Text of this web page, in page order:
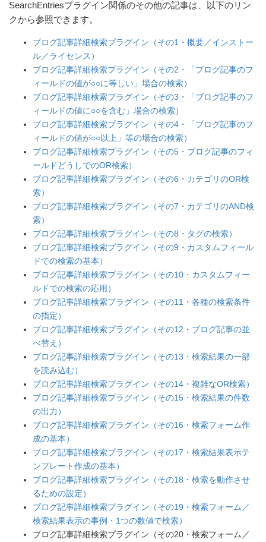
SearchEntriesプラグイン関係のその他の記事は、以下のリン
クから参照できます。
ブログ記事詳細検索プラグイン（その1・概要／インストー
ル／ライセンス）
ブログ記事詳細検索プラグイン（その2・「ブログ記事のフ
ィールドの値が○○に等しい」場合の検索）
ブログ記事詳細検索プラグイン（その3・「ブログ記事のフ
ィールドの値に○○を含む」場合の検索）
ブログ記事詳細検索プラグイン（その4・「ブログ記事のフ
ィールドの値が○○以上」等の場合の検索）
ブログ記事詳細検索プラグイン（その5・ブログ記事のフィ
ールドどうしでのOR検索）
ブログ記事詳細検索プラグイン（その6・カテゴリのOR検
索）
ブログ記事詳細検索プラグイン（その7・カテゴリのAND検
索）
ブログ記事詳細検索プラグイン（その8・タグの検索）
ブログ記事詳細検索プラグイン（その9・カスタムフィール
ドでの検索の基本）
ブログ記事詳細検索プラグイン（その10・カスタムフィー
ルドでの検索の応用）
ブログ記事詳細検索プラグイン（その11・各種の検索条件
の指定）
ブログ記事詳細検索プラグイン（その12・ブログ記事の並
べ替え）
ブログ記事詳細検索プラグイン（その13・検索結果の一部
を読み込む）
ブログ記事詳細検索プラグイン（その14・複雑なOR検索）
ブログ記事詳細検索プラグイン（その15・検索結果の件数
の出力）
ブログ記事詳細検索プラグイン（その16・検索フォーム作
成の基本）
ブログ記事詳細検索プラグイン（その17・検索結果表示テ
ンプレート作成の基本）
ブログ記事詳細検索プラグイン（その18・検索を動作させ
るための設定）
ブログ記事詳細検索プラグイン（その19・検索フォーム／
検索結果表示の事例・1つの数値で検索）
ブログ記事詳細検索プラグイン（その20・検索フォーム／